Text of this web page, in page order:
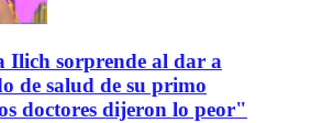
Ilich sorprende al dar a
de salud de su primo
doctores dijeron lo peor"